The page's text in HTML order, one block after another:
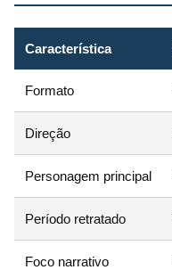
Característica
Formato
Direção
Personagem principal
Período retratado
Foco narrativo